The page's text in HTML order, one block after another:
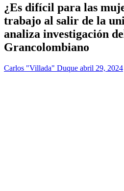
¿Es difícil para las
trabajo al salir de la
analiza investigación
Grancolombiano
Carlos "Villada" Duque abril 29, 2024